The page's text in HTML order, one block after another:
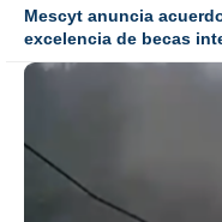
Mescyt anuncia
excelencia de becas